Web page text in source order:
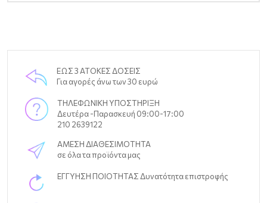
ΕΩΣ 3 ΑΤΟΚΕΣ ΔΟΣΕΙΣ
Για αγορές άνω των 30 ευρώ
ΤΗΛΕΦΩΝΙΚΗ ΥΠΟΣΤΗΡΙΞΗ
Δευτέρα -Παρασκευή 09:00-17:00
210 2639122
ΑΜΕΣΗ ΔΙΑΘΕΣΙΜΟΤΗΤΑ
σε όλα τα προϊόντα μας
ΕΓΓΥΗΣΗ ΠΟΙΟΤΗΤΑΣ Δυνατότητα επιστροφής